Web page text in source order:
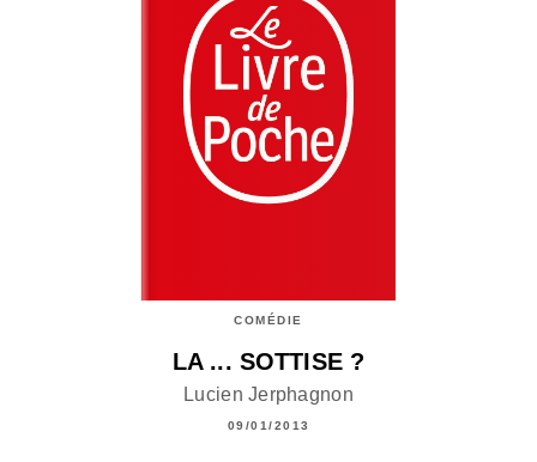
COMÉDIE
LA ... SOTTISE ?
Lucien Jerphagnon
09/01/2013